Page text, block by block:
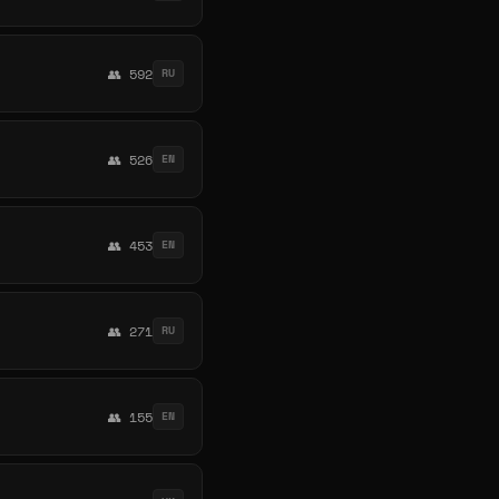
👥 592 RU
👥 526 EN
👥 453 EN
👥 271 RU
👥 155 EN